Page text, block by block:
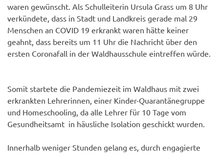
waren gewünscht. Als Schulleiterin Ursula Grass um 8 Uhr
verkündete, dass in Stadt und Landkreis gerade mal 29
Menschen an COVID 19 erkrankt waren hätte keiner
geahnt, dass bereits um 11 Uhr die Nachricht über den
ersten Coronafall in der Waldhausschule eintreffen würde.
Somit startete die Pandemiezeit im Waldhaus mit zwei
erkrankten Lehrerinnen, einer Kinder-Quarantänegruppe
und Homeschooling, da alle Lehrer für 10 Tage vom
Gesundheitsamt in häusliche Isolation geschickt wurden.
Innerhalb weniger Stunden gelang es, durch engagierte